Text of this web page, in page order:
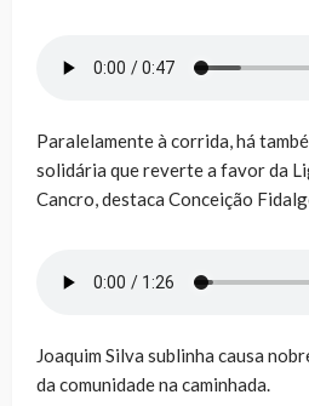
Paralelamente à corrida, há
solidária que reverte a favor da
Cancro, destaca Conceição
Joaquim Silva sublinha causa
da comunidade na caminhada.